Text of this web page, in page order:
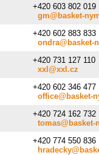
+420 603 802 019
gm@basket-
+420 602 883 833
ondra@basket-
+420 731 127 110
xxl@xxl.cz
+420 602 346 477
office@basket-
+420 724 162 732
tomas@basket-
+420 774 550 836